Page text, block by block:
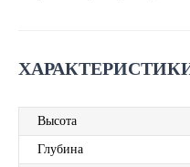
Высота
Глубина